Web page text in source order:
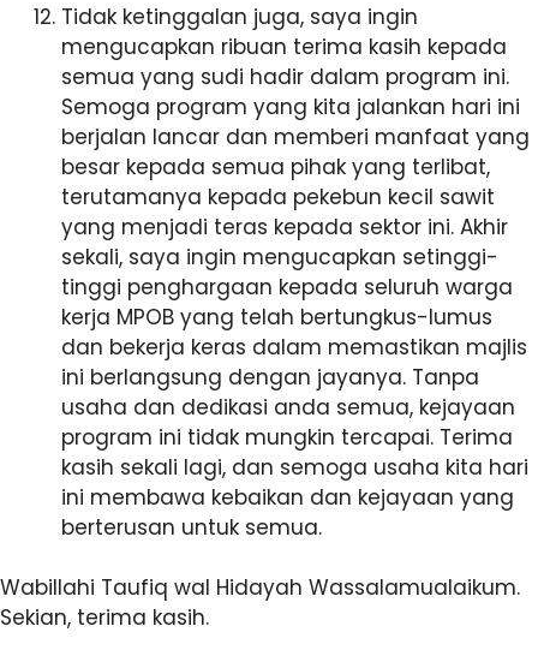
Tidak ketinggalan juga, saya ingin
mengucapkan ribuan terima kasih kepada
semua yang sudi hadir dalam program ini.
Semoga program yang kita jalankan hari ini
berjalan lancar dan memberi manfaat yang
besar kepada semua pihak yang terlibat,
terutamanya kepada pekebun kecil sawit
yang menjadi teras kepada sektor ini. Akhir
sekali, saya ingin mengucapkan setinggi-
tinggi penghargaan kepada seluruh warga
kerja MPOB yang telah bertungkus-lumus
dan bekerja keras dalam memastikan majlis
ini berlangsung dengan jayanya. Tanpa
usaha dan dedikasi anda semua, kejayaan
program ini tidak mungkin tercapai. Terima
kasih sekali lagi, dan semoga usaha kita hari
ini membawa kebaikan dan kejayaan yang
berterusan untuk semua.
Wabillahi Taufiq wal Hidayah Wassalamualaikum.
Sekian, terima kasih.